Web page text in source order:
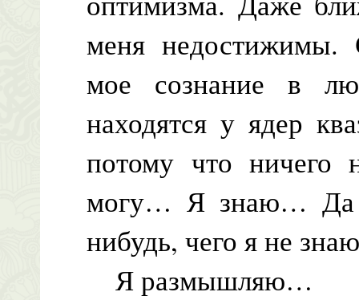
меня недостижимы.
мое сознание в
находятся у ядер
потому что ничего
могу… Я знаю… Да
нибудь, чего я не
Я размышляю…